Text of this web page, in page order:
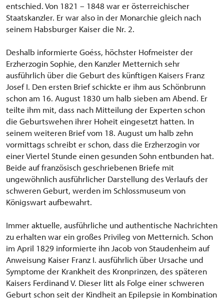
entschied. Von 1821 – 1848 war er österreichischer
Staatskanzler. Er war also in der Monarchie gleich nach
seinem Habsburger Kaiser die Nr. 2.
Deshalb informierte Goéss, höchster Hofmeister der
Erzherzogin Sophie, den Kanzler Metternich sehr
ausführlich über die Geburt des künftigen Kaisers Franz
Josef I. Den ersten Brief schickte er ihm aus Schönbrunn
schon am 16. August 1830 um halb sieben am Abend. Er
teilte ihm mit, dass nach Mitteilung der Experten schon
die Geburtswehen ihrer Hoheit eingesetzt hatten. In
seinem weiteren Brief vom 18. August um halb zehn
vormittags schreibt er schon, dass die Erzherzogin vor
einer Viertel Stunde einen gesunden Sohn entbunden hat.
Beide auf französisch geschriebenen Briefe mit
ungewöhnlich ausführlicher Darstellung des Verlaufs der
schweren Geburt, werden im Schlossmuseum von
Königswart aufbewahrt.
Immer aktuelle, ausführliche und authentische Nachrichten
zu erhalten war ein großes Privileg von Metternich. Schon
im April 1829 informierte ihn Jacob von Staudenheim auf
Anweisung Kaiser Franz I. ausführlich über Ursache und
Symptome der Krankheit des Kronprinzen, des späteren
Kaisers Ferdinand V. Dieser litt als Folge einer schweren
Geburt schon seit der Kindheit an Epilepsie in Kombination